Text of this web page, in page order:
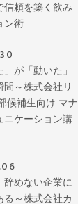
信頼を築く飲み
ン術
」が「動いた」
間～株式会社リ
候補生向け マナ
ニケーション講
辞めない企業に
る～株式会社カ